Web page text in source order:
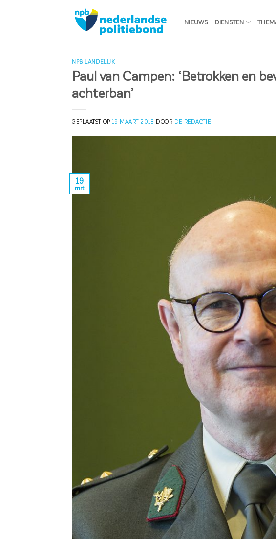
NIEUWS DIENSTEN
NPB LANDELIJK
Paul van Campen: ‘Betrokken en
achterban’
GEPLAATST OP19 MAART 2018 DOOR DE REDACTIE
19
mrt